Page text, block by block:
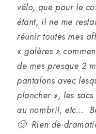
vélo, que pour le
étant, il ne me
réunir toutes mes
« galères »
de mes presque 2
pantalons avec
plancher », les
au nombril, etc…
🙂 Rien de